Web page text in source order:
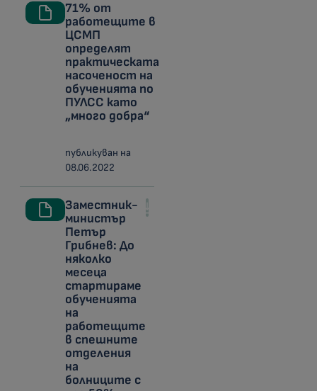
71% от
работещите в
ЦСМП
определят
практическата
насоченост на
обученията по
ПУЛСС като
„много добра“
публикуван на
08.06.2022
Заместник-
министър
Петър
Грибнев: До
няколко
месеца
стартираме
обученията
на
работещите
в спешните
отделения
на
болниците с